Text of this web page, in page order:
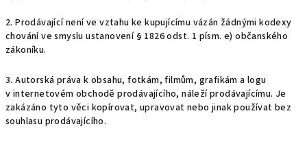
2. Prodávající není ve vztahu ke kupujícímu vázán žádnými kodexy
chování ve smyslu ustanovení § 1826 odst. 1 písm. e) občanského
zákoníku.
3. Autorská práva k obsahu, fotkám, filmům, grafikám a logu
v internetovém obchodě prodávajícího, náleží prodávajícímu. Je
zakázáno tyto věci kopírovat, upravovat nebo jinak používat bez
souhlasu prodávajícího.